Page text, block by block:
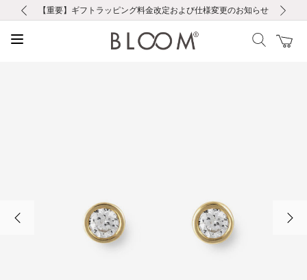
お修理・アフターサービスのご案内
【重要】令和８年熊本地震に伴う集配への影響について
【重要】ギフトラッピング料金改定および仕様変更のお知らせ
【重要】夏季休業の営業についてのご案内
税込5,500円以上で送料無料｜最短24時間以内に発送
新規会員登録で1000ポイントプレゼント！
新規LINE友だち登録で500円クーポンプレゼント
会員限定！レビュー投稿で100ポイントプレゼント
お修理・アフターサービスのご案内
【重要】令和８年熊本地震に伴う集配への影響について